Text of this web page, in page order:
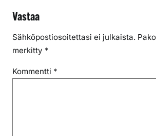
Vastaa
Sähköpostiosoitettasi ei julkaista.
merkitty *
Kommentti *